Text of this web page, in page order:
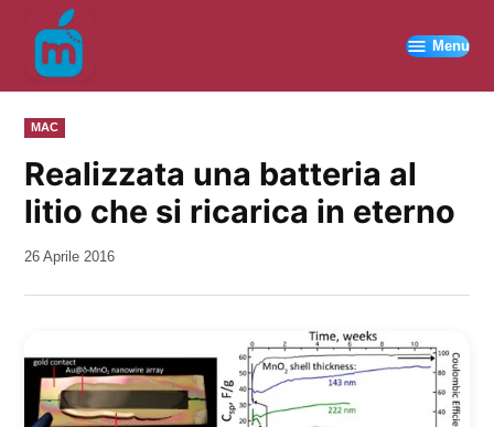
contenuto
Menu
PUBBLICATO
IN
MAC
Realizzata una batteria al
litio che si ricarica in eterno
da
26 Aprile 2016